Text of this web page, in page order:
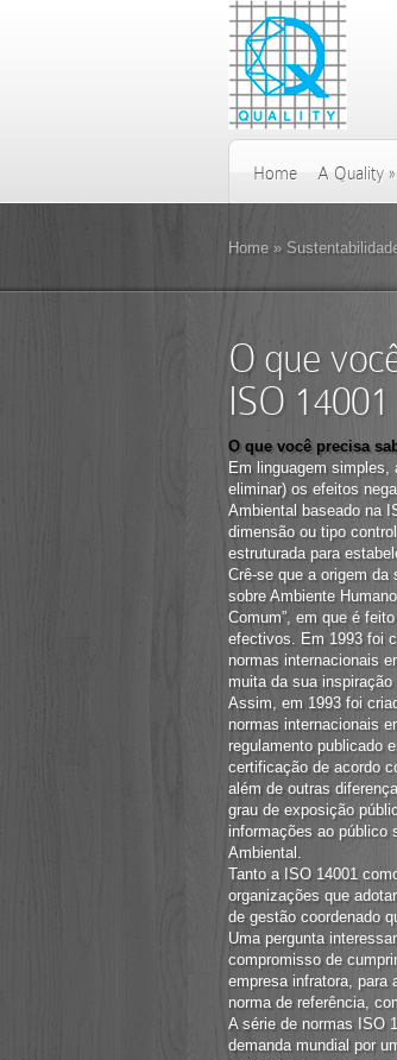
Home A Quality »
Home »
O que
ISO 14001
O que você precisa
Em linguagem simples,
eliminar) os efeitos
Ambiental baseado na
dimensão ou tipo
estruturada para
Crê-se que a origem
sobre Ambiente
Comum”, em que é
efectivos. Em 1993 foi
normas internacionais
muita da sua
Assim, em 1993 foi
normas internacionais
regulamento publicado
certificação de acordo
além de outras
grau de exposição
informações ao público
Ambiental.
Tanto a ISO 14001
organizações que
de gestão coordenado
Uma pergunta
compromisso de
empresa infratora, para
norma de referência,
A série de normas ISO
demanda mundial por